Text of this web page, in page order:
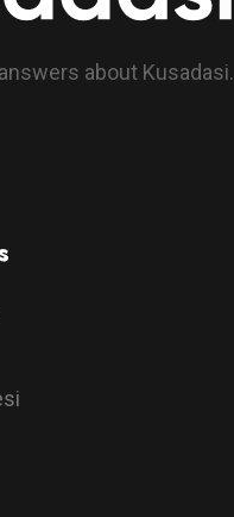
about Kusadasi.